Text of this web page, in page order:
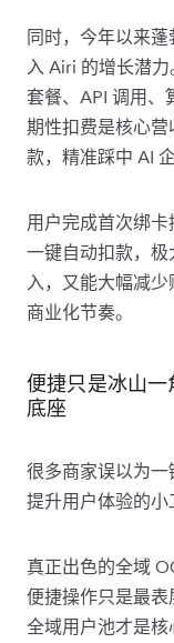
同时，今年以来
入 Airi 的增长潜
套餐、API 调用、
期性扣费是核心
款，精准踩中 AI
用户完成首次绑卡
一键自动扣款，
入，又能大幅减
商业化节奏。
便捷只是冰山
底座
很多商家误以为
提升用户体验的小
真正出色的全域
便捷操作只是最表
全域用户池才是